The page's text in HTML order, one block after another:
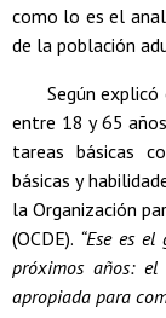
como lo es el
de la población
Según explicó
entre 18 y 65
tareas básicas
básicas y
la Organización
(OCDE). “Ese es
próximos años:
apropiada para